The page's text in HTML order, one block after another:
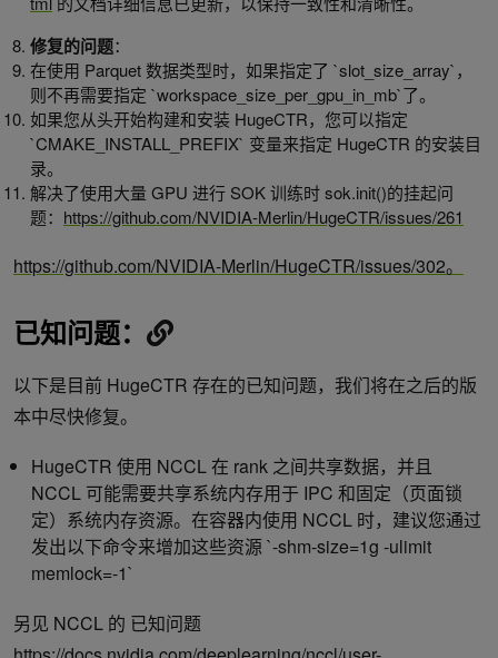
修复的问题：
在使用 Parquet 数据类型时，如果指定了 `slot_size_array`，
则不再需要指定 `workspace_size_per_gpu_in_mb`了。
如果您从头开始构建和安装 HugeCTR，您可以指定
`CMAKE_INSTALL_PREFIX` 变量来指定 HugeCTR 的安装目
录。
解决了使用大量 GPU 进行 SOK 训练时 sok.init()的挂起问
题： https://github.com/NVIDIA-Merlin/HugeCTR/issues/261
https://github.com/NVIDIA-Merlin/HugeCTR/issues/302。
已知问题：
以下是目前 HugeCTR 存在的已知问题，我们将在之后的版
本中尽快修复。
HugeCTR 使用 NCCL 在 rank 之间共享数据，并且
NCCL 可能需要共享系统内存用于 IPC 和固定（页面锁
定）系统内存资源。在容器内使用 NCCL 时，建议您通过
发出以下命令来增加这些资源 `-shm-size=1g -ulimit
memlock=-1`
另见 NCCL 的 已知问题